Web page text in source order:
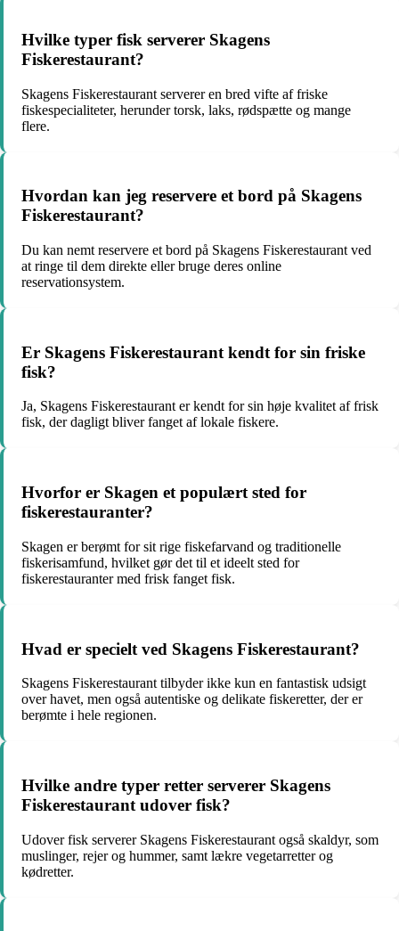
Hvilke typer fisk serverer Skagens
Fiskerestaurant?
Skagens Fiskerestaurant serverer en bred vifte af friske
fiskespecialiteter, herunder torsk, laks, rødspætte og mange
flere.
Hvordan kan jeg reservere et bord på Skagens
Fiskerestaurant?
Du kan nemt reservere et bord på Skagens Fiskerestaurant ved
at ringe til dem direkte eller bruge deres online
reservationsystem.
Er Skagens Fiskerestaurant kendt for sin friske
fisk?
Ja, Skagens Fiskerestaurant er kendt for sin høje kvalitet af frisk
fisk, der dagligt bliver fanget af lokale fiskere.
Hvorfor er Skagen et populært sted for
fiskerestauranter?
Skagen er berømt for sit rige fiskefarvand og traditionelle
fiskerisamfund, hvilket gør det til et ideelt sted for
fiskerestauranter med frisk fanget fisk.
Hvad er specielt ved Skagens Fiskerestaurant?
Skagens Fiskerestaurant tilbyder ikke kun en fantastisk udsigt
over havet, men også autentiske og delikate fiskeretter, der er
berømte i hele regionen.
Hvilke andre typer retter serverer Skagens
Fiskerestaurant udover fisk?
Udover fisk serverer Skagens Fiskerestaurant også skaldyr, som
muslinger, rejer og hummer, samt lækre vegetarretter og
kødretter.